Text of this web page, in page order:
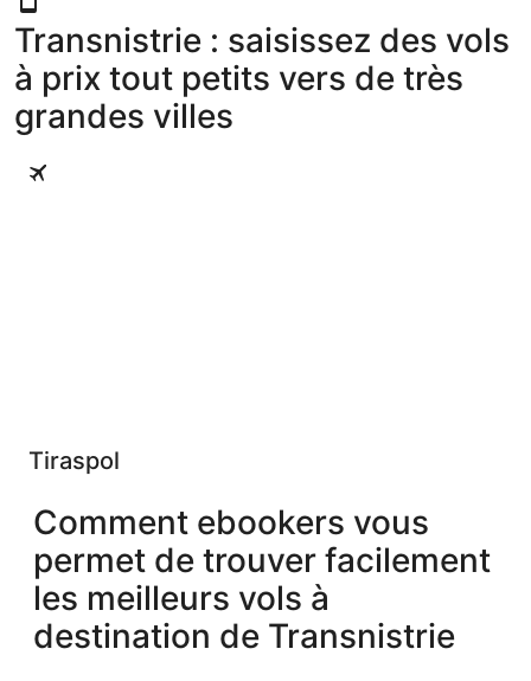
Transnistrie : saisissez des vols
à prix tout petits vers de très
grandes villes
Tiraspol
Tiraspol
Comment ebookers vous
permet de trouver facilement
les meilleurs vols à
destination de Transnistrie